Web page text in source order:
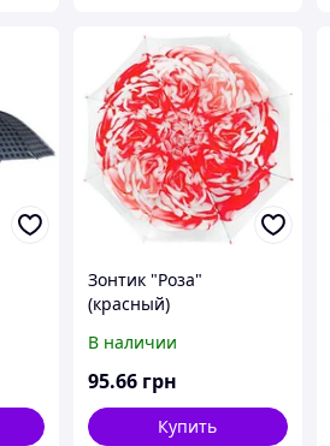
Зонтик "Роза"
(красный)
В наличии
95.66 грн
Купить